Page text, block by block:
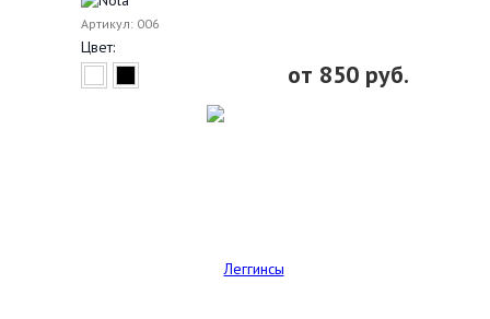
Артикул: 006
от 850 руб.
Цвет: